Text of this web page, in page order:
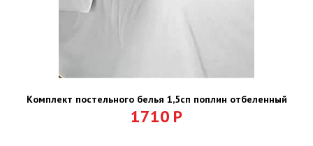
Комплект постельного белья 1,5сп поплин отбеленный
1710 Р